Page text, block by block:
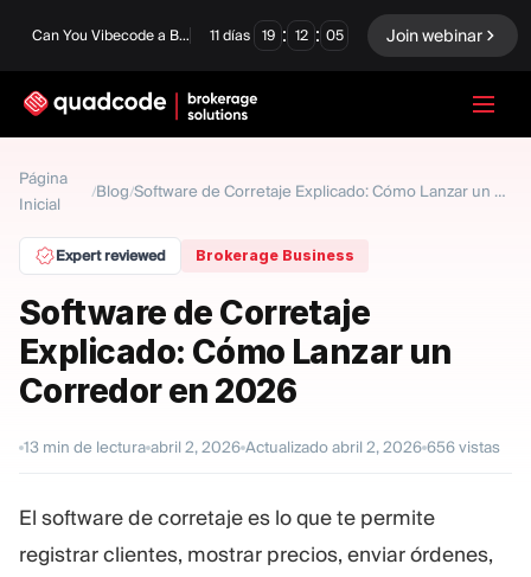
Can You Vibecode a Brokerage Platform? 11 días 19 : 12 : 04 Join webinar
Página
Inicial
/
Blog / Software de Corretaje Explicado: Cómo Lanzar un Corredor en 2026
Expert reviewed Brokerage Business
Software de Corretaje
Explicado: Cómo Lanzar un
Corredor en 2026
13 min de lectura abril 2, 2026 Actualizadoabril 2, 2026 656vistas
El software de corretaje es lo que te permite
registrar clientes, mostrar precios, enviar órdenes,
Solución Llave En Mano
Forex / CFD
Opciones Binarias
Intercambio y
compensación
MÓDULOS
Plataforma De Trading Oficina De Soporte